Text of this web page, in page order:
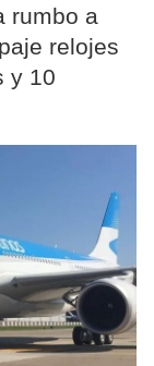
rumbo a
relojes
y 10